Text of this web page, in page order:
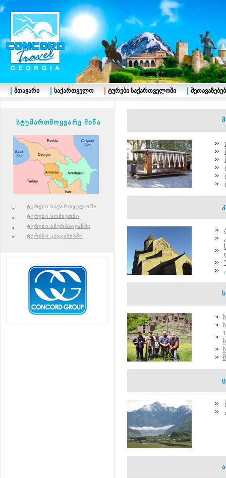
სტუმართმოყვარე მიწა
ტურები საქართველოში
ტურები სომხეთში
ტურები აზერბაიჯანში
ტურები კავკასიაში
''
ნ
მთავარი საქართველო ტურები საქართველოში